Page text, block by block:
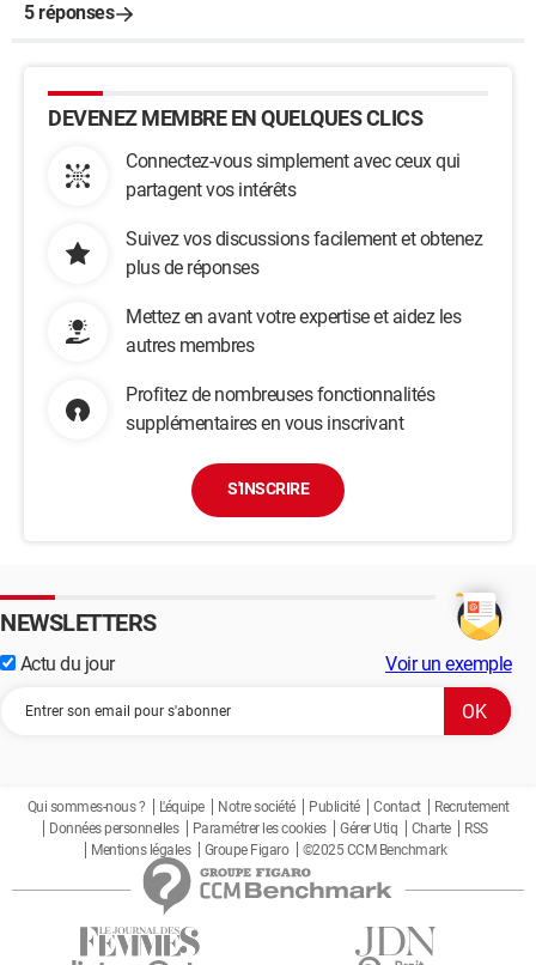
5 réponses
DEVENEZ MEMBRE EN QUELQUES CLICS
Connectez-vous simplement avec ceux qui
partagent vos intérêts
Suivez vos discussions facilement et obtenez
plus de réponses
Mettez en avant votre expertise et aidez les
autres membres
Profitez de nombreuses fonctionnalités
supplémentaires en vous inscrivant
S'INSCRIRE
NEWSLETTERS
Actu du jour Voir un exemple
Qui sommes-nous ? L'équipe Notre société Publicité Contact
Recrutement
Données personnelles
Paramétrer les cookies Gérer Utiq Charte
RSS
Mentions légales
Groupe Figaro ©2025 CCM Benchmark